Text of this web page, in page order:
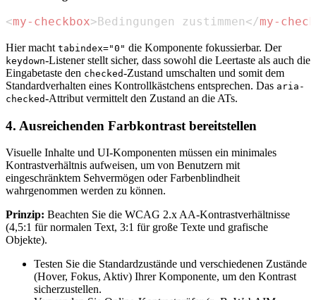
<my-checkbox>Bedingungen zustimmen</my-
Hier macht tabindex="0" die Komponente fokussierbar. Der
keydown-Listener stellt sicher, dass sowohl die Leertaste als auch die
Eingabetaste den checked-Zustand umschalten und somit dem
Standardverhalten eines Kontrollkästchens entsprechen. Das aria-
checked-Attribut vermittelt den Zustand an die ATs.
4. Ausreichenden Farbkontrast bereitstellen
Visuelle Inhalte und UI-Komponenten müssen ein minimales
Kontrastverhältnis aufweisen, um von Benutzern mit
eingeschränktem Sehvermögen oder Farbenblindheit
wahrgenommen werden zu können.
Prinzip: Beachten Sie die WCAG 2.x AA-Kontrastverhältnisse
(4,5:1 für normalen Text, 3:1 für große Texte und grafische
Objekte).
Testen Sie die Standardzustände und verschiedenen Zustände
(Hover, Fokus, Aktiv) Ihrer Komponente, um den Kontrast
sicherzustellen.